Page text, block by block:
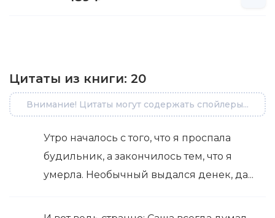
Цитаты из книги: 20
Внимание! Цитаты могут содержать спойлеры...
Утро началось с того, что я проспала
будильник, а закончилось тем, что я
умерла. Необычный выдался денек, да...